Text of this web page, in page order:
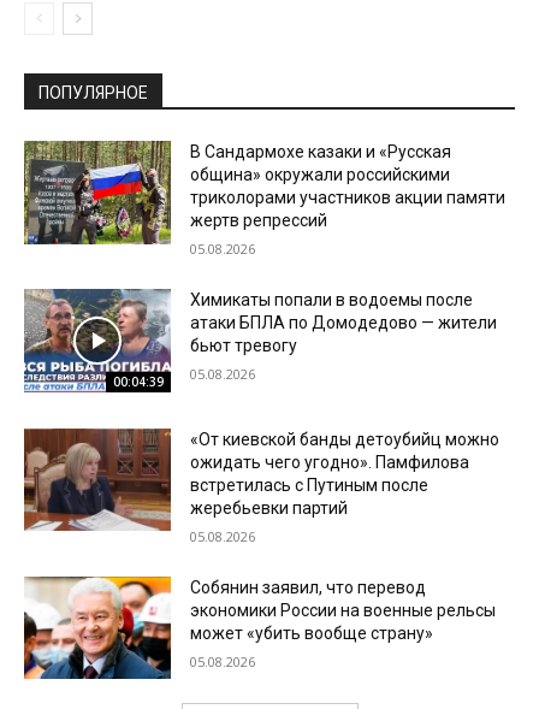
ПОПУЛЯРНОЕ
В Сандармохе казаки и «Русская
община» окружали российскими
триколорами участников акции памяти
жертв репрессий
05.08.2026
00:04:39
Химикаты попали в водоемы после
атаки БПЛА по Домодедово — жители
бьют тревогу
05.08.2026
«От киевской банды детоубийц можно
ожидать чего угодно». Памфилова
встретилась с Путиным после
жеребьевки партий
05.08.2026
Собянин заявил, что перевод
экономики России на военные рельсы
может «убить вообще страну»
05.08.2026